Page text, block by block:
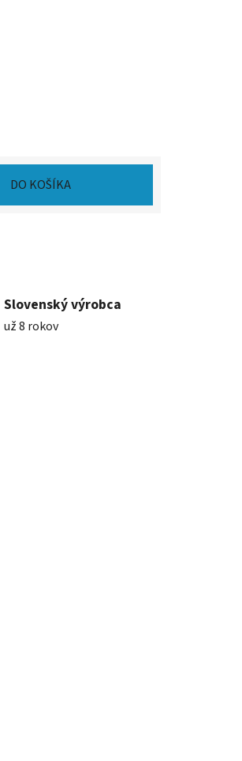
DO KOŠÍKA
Slovenský výrobca
už 8 rokov